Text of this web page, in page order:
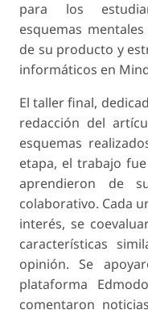
para los
esquemas
de su producto y
informáticos en
El taller final,
redacción del
esquemas
etapa, el trabajo
aprendieron de
colaborativo. Cada
interés, se
características
opinión. Se
plataforma
comentaron